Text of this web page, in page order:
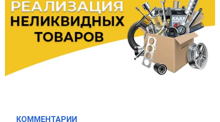
КОММЕНТАРИИ